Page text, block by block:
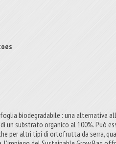
foglia biodegradabile : una alternativa
un substrato organico al 100%. Può
per altri tipi di ortofrutta da serra,